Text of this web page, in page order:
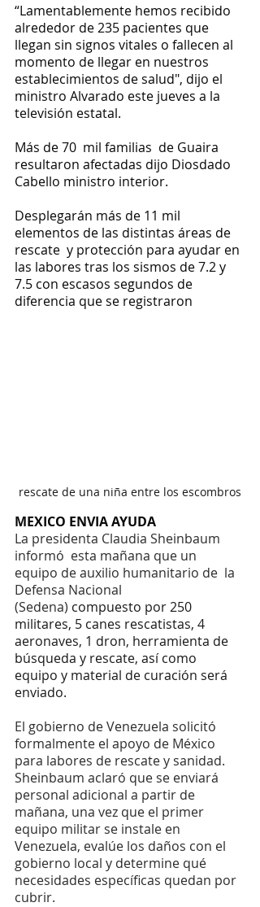
“Lamentablemente hemos recibido
alrededor de 235 pacientes que
llegan sin signos vitales o fallecen al
momento de llegar en nuestros
establecimientos de salud", dijo el
ministro Alvarado este jueves a la
televisión estatal.
Más de 70  mil familias  de Guaira
resultaron afectadas dijo Diosdado
Cabello ministro interior.
Desplegarán más de 11 mil
elementos de las distintas áreas de
rescate  y protección para ayudar en
las labores tras los sismos de 7.2 y
7.5 con escasos segundos de
diferencia que se registraron
rescate de una niña entre los escombros
MEXICO ENVIA AYUDA
La presidenta Claudia Sheinbaum
informó  esta mañana que un
equipo de auxilio humanitario de  la
Defensa Nacional
(Sedena) compuesto por 250
militares, 5 canes rescatistas, 4
aeronaves, 1 dron, herramienta de
búsqueda y rescate, así como
equipo y material de curación será
enviado.
El gobierno de Venezuela solicitó
formalmente el apoyo de México
para labores de rescate y sanidad.
Sheinbaum aclaró que se enviará
personal adicional a partir de
mañana, una vez que el primer
equipo militar se instale en
Venezuela, evalúe los daños con el
gobierno local y determine qué
necesidades específicas quedan por
cubrir.